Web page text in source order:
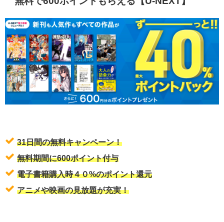
31日間の無料キャンペーン！
無料期間に600ポイント付与
電子書籍購入時４０%のポイント還元
アニメや映画の見放題が充実！